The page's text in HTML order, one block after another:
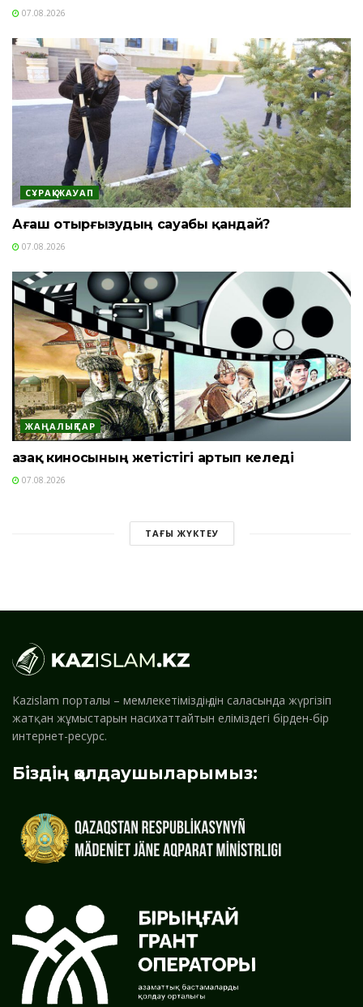
07.08.2026
СҰРАҚ-ЖАУАП
Ағаш отырғызудың сауабы қандай?
07.08.2026
ЖАҢАЛЫҚТАР
Қазақ киносының жетістігі артып келеді
07.08.2026
ТАҒЫ ЖҮКТЕУ
Kazislam порталы – мемлекетіміздің дін саласында жүргізіп
жатқан жұмыстарын насихаттайтын еліміздегі бірден-бір
интернет-ресурс.
Біздің қолдаушыларымыз: